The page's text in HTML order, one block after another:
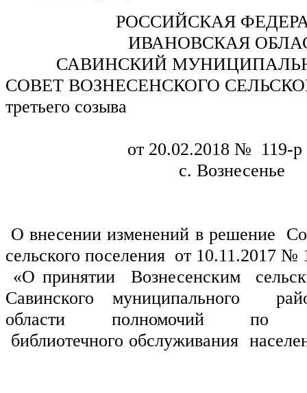
РОССИЙСКАЯ
ИВАНОВСКАЯ
САВИНСКИЙ
СОВЕТ ВОЗНЕСЕНСКОГО
третьего созыва
от 20.02.2018 №
с. Вознесенье
О внесении изменений в решение
сельского поселения  от 10.11.2017 №
«О принятии  Вознесенским
Савинского муниципального
области полномочий по
библиотечного обслуживания